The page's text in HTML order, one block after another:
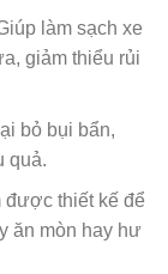
làm sạch xe
giảm thiểu rủi
bỏ bụi bẩn,
quả.
được thiết kế để
ăn mòn hay hư